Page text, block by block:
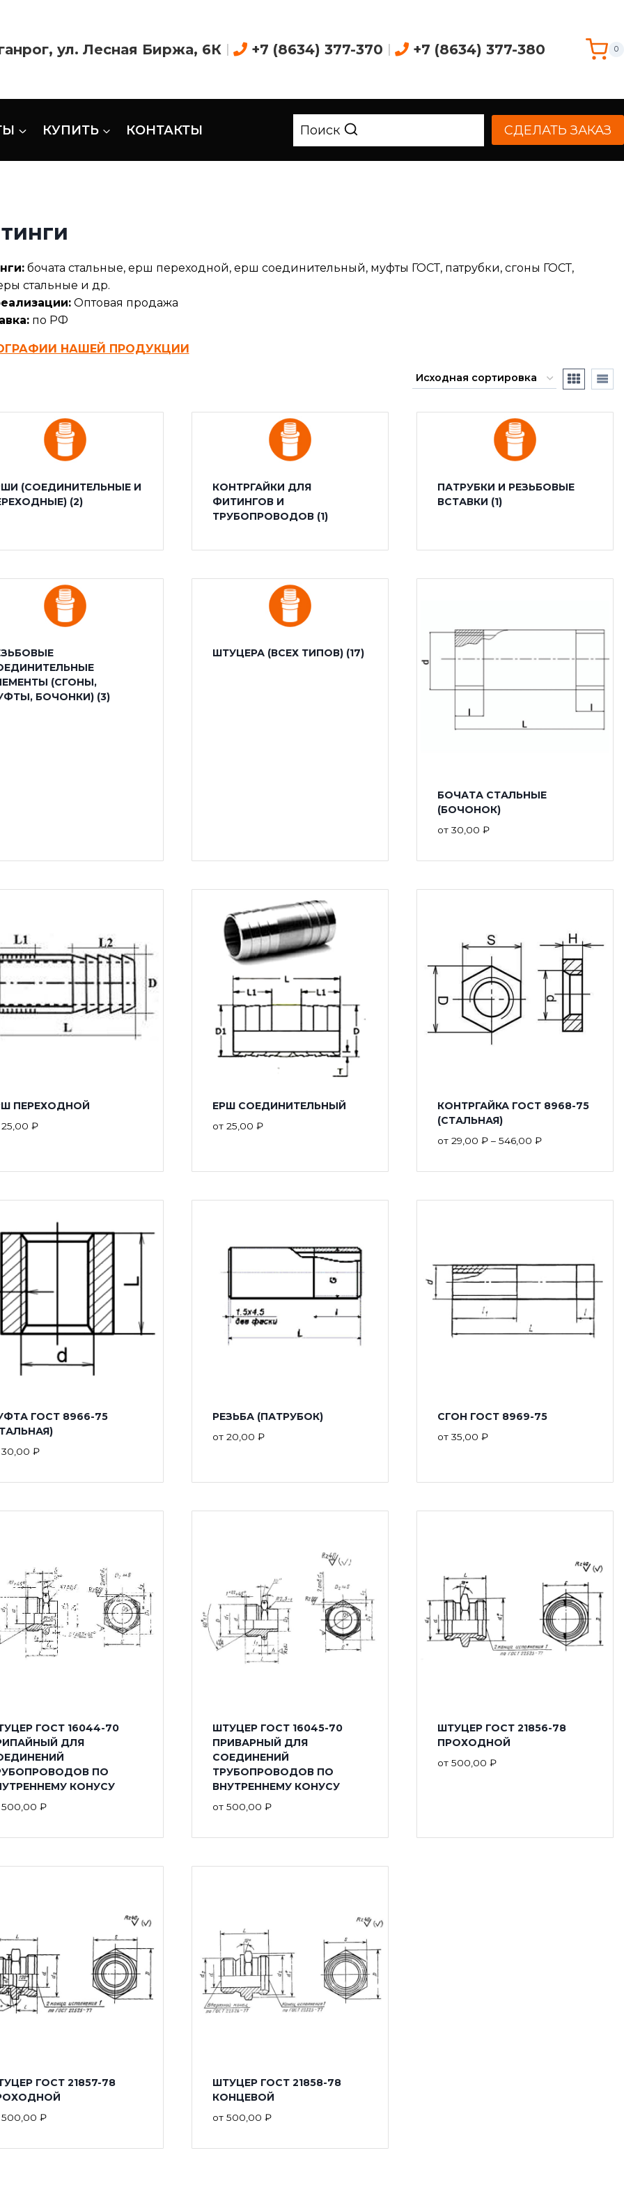
ул. Лесная Биржа, 6К | +7 (8634) 377-370 | +7 (8634) 377-380 0
КУПИТЬ КОНТАКТЫ Поиск СДЕЛАТЬ ЗАКАЗ
бочата стальные, ерш переходной, ерш соединительный, муфты ГОСТ, патрубки, сгоны ГОСТ,
стальные и др.
Оптовая продажа
по РФ
НАШЕЙ ПРОДУКЦИИ
(СОЕДИНИТЕЛЬНЫЕ И
(2)
КОНТРГАЙКИ ДЛЯ
ФИТИНГОВ И
ТРУБОПРОВОДОВ (1)
ПАТРУБКИ И РЕЗЬБОВЫЕ
ВСТАВКИ (1)
(СГОНЫ,
БОЧОНКИ) (3)
ШТУЦЕРА (ВСЕХ ТИПОВ) (17)
БОЧАТА СТАЛЬНЫЕ
(БОЧОНОК)
от 30,00 ₽
ПЕРЕХОДНОЙ
25,00 ₽
ЕРШ СОЕДИНИТЕЛЬНЫЙ
от 25,00 ₽
КОНТРГАЙКА ГОСТ 8968-75
(СТАЛЬНАЯ)
от 29,00 ₽ – 546,00 ₽
ГОСТ 8966-75
30,00 ₽
РЕЗЬБА (ПАТРУБОК)
от 20,00 ₽
СГОН ГОСТ 8969-75
от 35,00 ₽
ГОСТ 16044-70
ДЛЯ
ПО
КОНУСУ
500,00 ₽
ШТУЦЕР ГОСТ 16045-70
ПРИВАРНЫЙ ДЛЯ
СОЕДИНЕНИЙ
ТРУБОПРОВОДОВ ПО
ВНУТРЕННЕМУ КОНУСУ
от 500,00 ₽
ШТУЦЕР ГОСТ 21856-78
ПРОХОДНОЙ
от 500,00 ₽
ГОСТ 21857-78
500,00 ₽
ШТУЦЕР ГОСТ 21858-78
КОНЦЕВОЙ
от 500,00 ₽